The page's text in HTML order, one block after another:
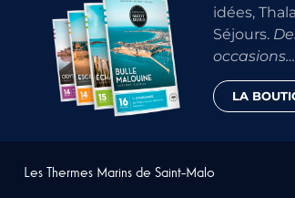
idées,
Séjours.
LA
Les Thermes Marins de Saint-Malo